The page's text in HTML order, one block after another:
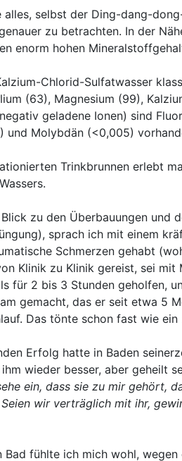
selbst der Ding-dang-
zu betrachten. In der
enorm hohen
Chlorid-Sulfatwasser
(63), Magnesium (99),
geladene Ionen) sind
und Molybdän (<0,005)
Trinkbrunnen erlebt
zu den Überbauungen und
sprach ich mit einem
Schmerzen gehabt
Klinik zu Klinik gereist, sei
für 2 bis 3 Stunden geholfen,
gemacht, das er seit etwa 5
Das tönte schon fast wie ein
Erfolg hatte in Baden
wieder besser, aber geheilt
ein, dass sie zu mir gehört,
wir verträglich mit ihr,
Bad fühlte ich mich wohl,